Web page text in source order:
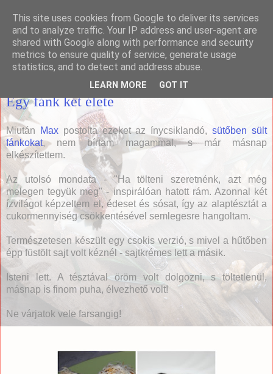
Házias konyha
Egy fánk két élete
Miután Max postolta ezeket az ínycsiklandó,sütőben sült
fánkokat, nem bírtam magammal, s már másnap
elkészítettem.
Az utolsó mondata - "Ha tölteni szeretnénk, azt még
melegen tegyük meg" - inspirálóan hatott rám. Azonnal két
ízvilágot képzeltem el, édeset és sósat, így az alaptésztát a
cukormennyiség csökkentésével semlegesre hangoltam.
Természetesen készült egy csokis verzió, s mivel a hűtőben
épp füstölt sajt volt kéznél - sajtkrémes lett a másik.
Isteni lett. A tésztával öröm volt dolgozni, s töltetlenül,
másnap is finom puha, élvezhető volt!
Ne várjatok vele farsangig!
This site uses cookies from Google to deliver its services
and to analyze traffic. Your IP address and user-agent are
shared with Google along with performance and security
metrics to ensure quality of service, generate usage
statistics, and to detect and address abuse.
LEARN MORE GOT IT